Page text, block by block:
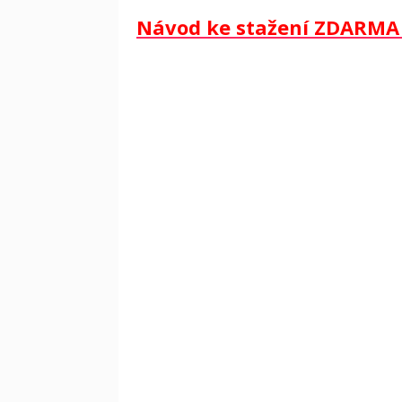
Návod ke stažení